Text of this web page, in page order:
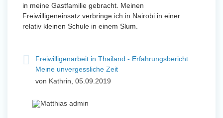
in meine Gastfamilie gebracht. Meinen
Freiwilligeneinsatz verbringe ich in Nairobi in einer
relativ kleinen Schule in einem Slum.
Freiwilligenarbeit in Thailand - Erfahrungsbericht
Meine unvergessliche Zeit
von Kathrin, 05.09.2019